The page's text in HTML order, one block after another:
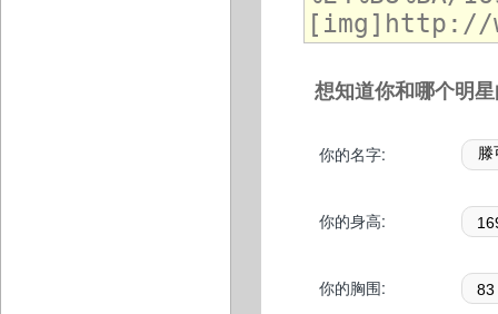
想知道你和哪个明
你的名字:
你的身高:
你的胸围: